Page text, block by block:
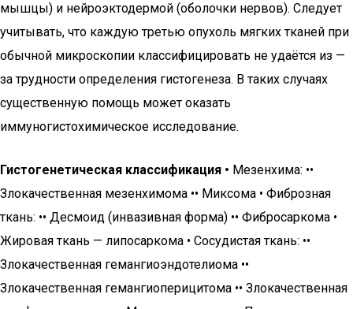
мышцы) и нейроэктодермой (оболочки нервов). Следует
учитывать, что каждую третью опухоль мягких тканей при
обычной микроскопии классифицировать не удаётся из —
за трудности определения гистогенеза. В таких случаях
существенную помощь может оказать
иммуногистохимическое исследование.
Гистогенетическая классификация • Мезенхима: ••
Злокачественная мезенхимома •• Миксома • Фиброзная
ткань: •• Десмоид (инвазивная форма) •• Фибросаркома •
Жировая ткань — липосаркома • Сосудистая ткань: ••
Злокачественная гемангиоэндотелиома ••
Злокачественная гемангиоперицитома •• Злокачественная